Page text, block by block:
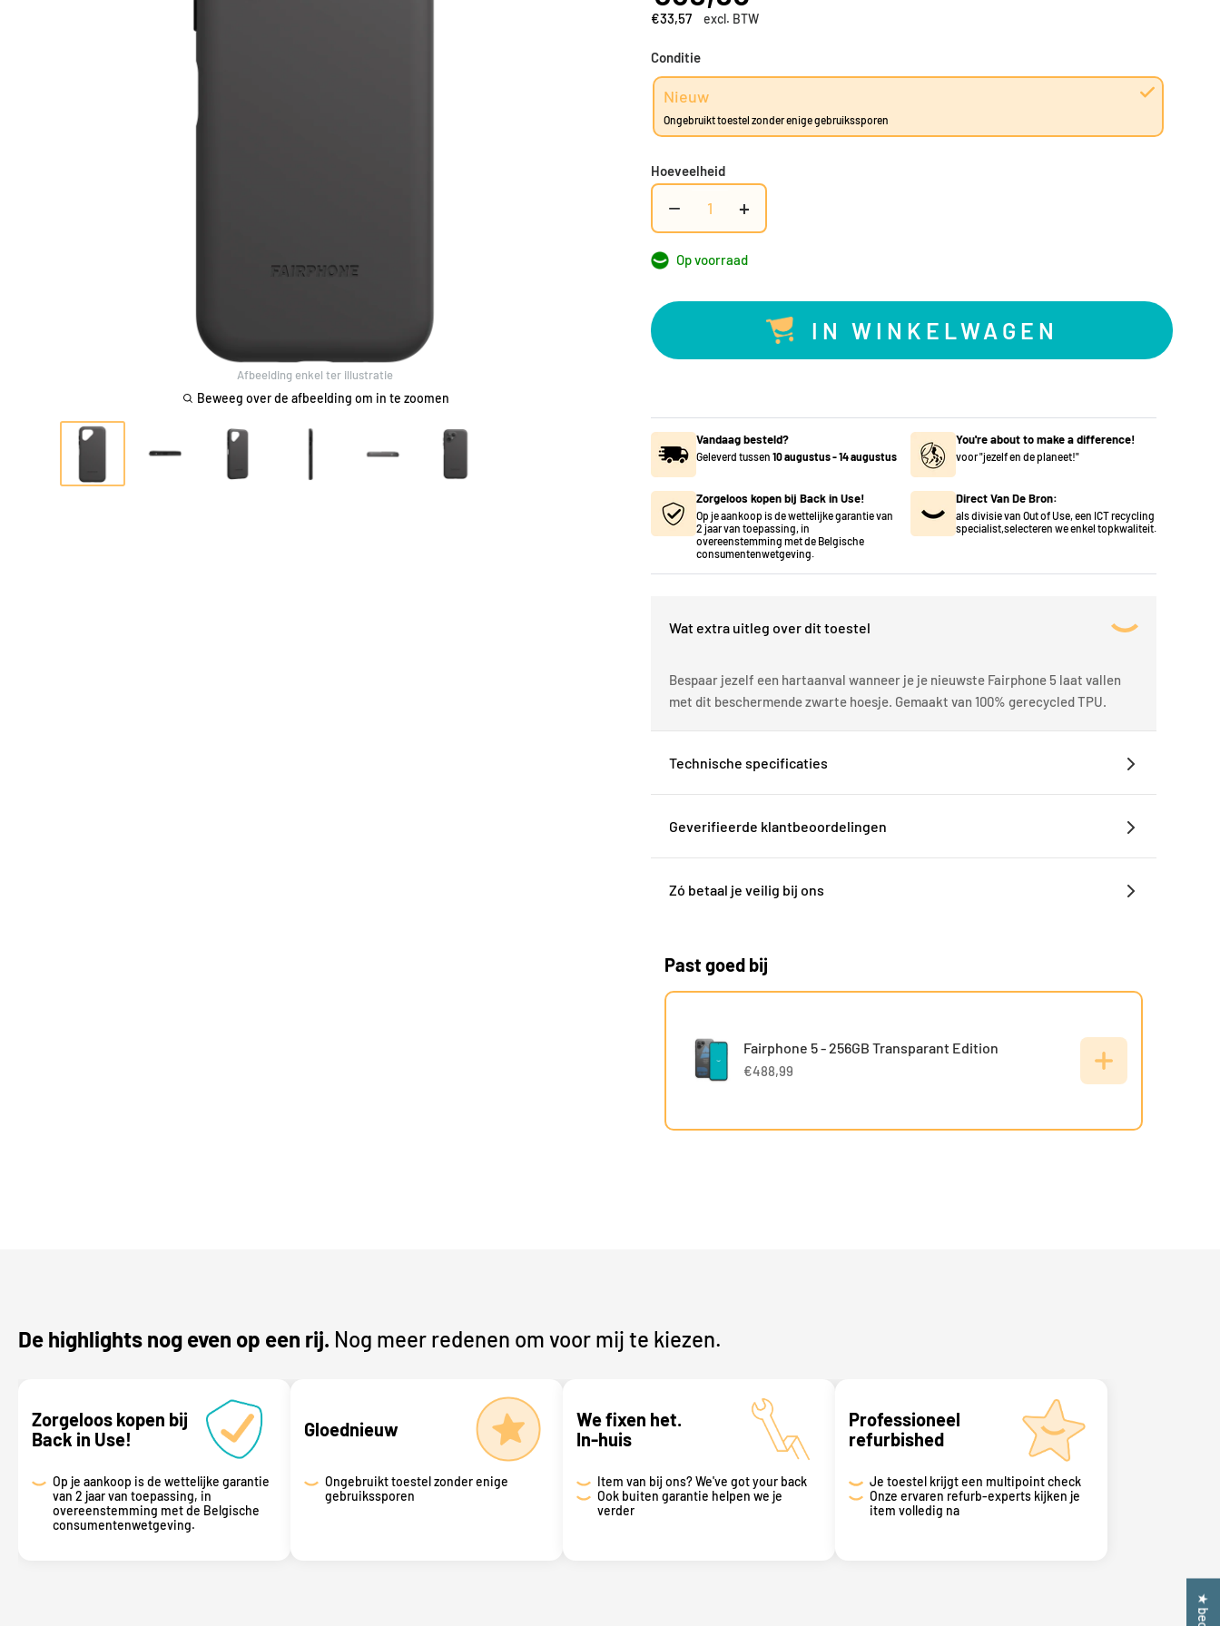
Afbeelding enkel ter illustratie
Beweeg over de afbeelding om in te zoomen
€33,57 excl. BTW
Conditie
Nieuw
Ongebruikt toestel zonder enige gebruikssporen
Hoeveelheid
− +
Op voorraad
IN WINKELWAGEN
Vandaag besteld?
Geleverd tussen 10 augustus-14 augustus
Zorgeloos kopen bij Back in Use!
Op je aankoop is de wettelijke garantie van
2 jaar van toepassing, in
overeenstemming met de Belgische
consumentenwetgeving.
You're about to make a difference!
voor "jezelf en de planeet!"
Direct Van De Bron:
als divisie van Out of Use, een ICT recycling
specialist,selecteren we enkel topkwaliteit.
Wat extra uitleg over dit toestel
Bespaar jezelf een hartaanval wanneer je je nieuwste Fairphone 5 laat vallen
met dit beschermende zwarte hoesje. Gemaakt van 100% gerecycled TPU.
Technische specificaties
Geverifieerde klantbeoordelingen
Zó betaal je veilig bij ons
Past goed bij
Fairphone 5 - 256GB Transparant Edition
€488,99
De highlights nog even op een rij. Nog meer redenen om voor mij te kiezen.
Zorgeloos kopen bij
Back in Use!
Op je aankoop is de wettelijke garantie
van 2 jaar van toepassing, in
overeenstemming met de Belgische
consumentenwetgeving.
Gloednieuw
Ongebruikt toestel zonder enige
gebruikssporen
We fixen het.
In-huis
Item van bij ons? We've got your back
Ook buiten garantie helpen we je
verder
Professioneel
refurbished
Je toestel krijgt een multipoint check
Onze ervaren refurb-experts kijken je
item volledig na